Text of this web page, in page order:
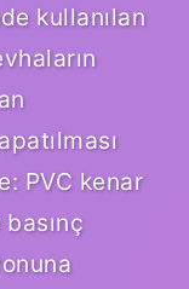
kullanılan
PVC kenar